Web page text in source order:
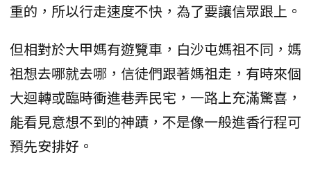
重的，所以行走速度不快，為了要讓信眾跟上。
但相對於大甲媽有遊覽車，白沙屯媽祖不同，媽
祖想去哪就去哪，信徒們跟著媽祖走，有時來個
大迴轉或臨時衝進巷弄民宅，一路上充滿驚喜，
能看見意想不到的神蹟，不是像一般進香行程可
預先安排好。